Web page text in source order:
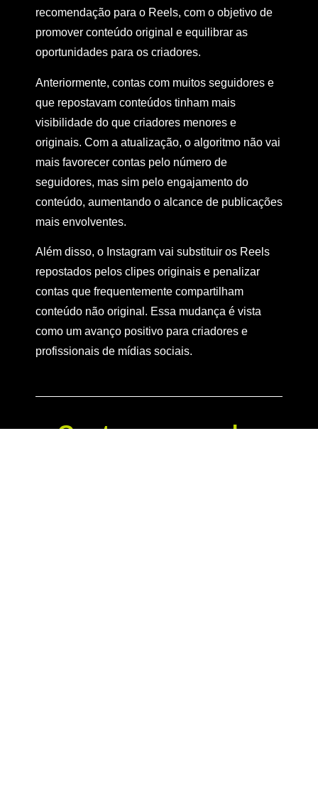
recomendação para o Reels, com o objetivo de
promover conteúdo original e equilibrar as
oportunidades para os criadores.
Anteriormente, contas com muitos seguidores e
que repostavam conteúdos tinham mais
visibilidade do que criadores menores e
originais. Com a atualização, o algoritmo não vai
mais favorecer contas pelo número de
seguidores, mas sim pelo engajamento do
conteúdo, aumentando o alcance de publicações
mais envolventes.
Além disso, o Instagram vai substituir os Reels
repostados pelos clipes originais e penalizar
contas que frequentemente compartilham
conteúdo não original. Essa mudança é vista
como um avanço positivo para criadores e
profissionais de mídias sociais.
Conte-nos sua dor